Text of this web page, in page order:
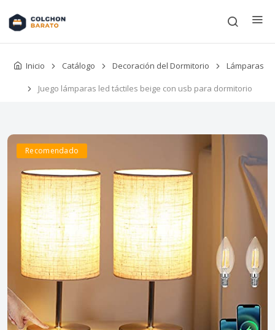
Inicio Catálogo Decoración del Dormitorio Lámparas
Juego lámparas led táctiles beige con usb para dormitorio
Recomendado